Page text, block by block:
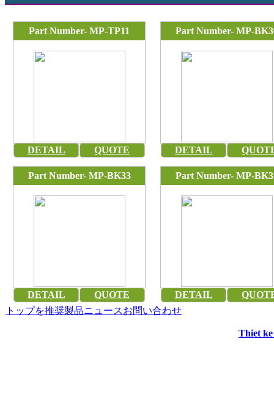
Part Number- MP-TP11
DETAIL QUOTE
Part Number- MP-
DETAIL
Part Number- MP-BK33
DETAIL QUOTE
Part Number- MP-
DETAIL
トップを推奨製品ニュースお問い合わせ
Thiet